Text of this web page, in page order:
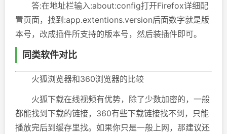
答:在地址栏输入:about:config打开Firefox详细配
置页面，找到:app.extentions.version后面数字就是版
本号，改成插件所支持的版本号，然后装插件即可。
同类软件对比
火狐浏览器和360浏览器的比较
火狐下载在线视频有优势，除了少数加密的，一般
都能找到下载的链接，360有些下载链接找不到，只能
播放完后到缓存里找。如果你只是一般上网，那建议还